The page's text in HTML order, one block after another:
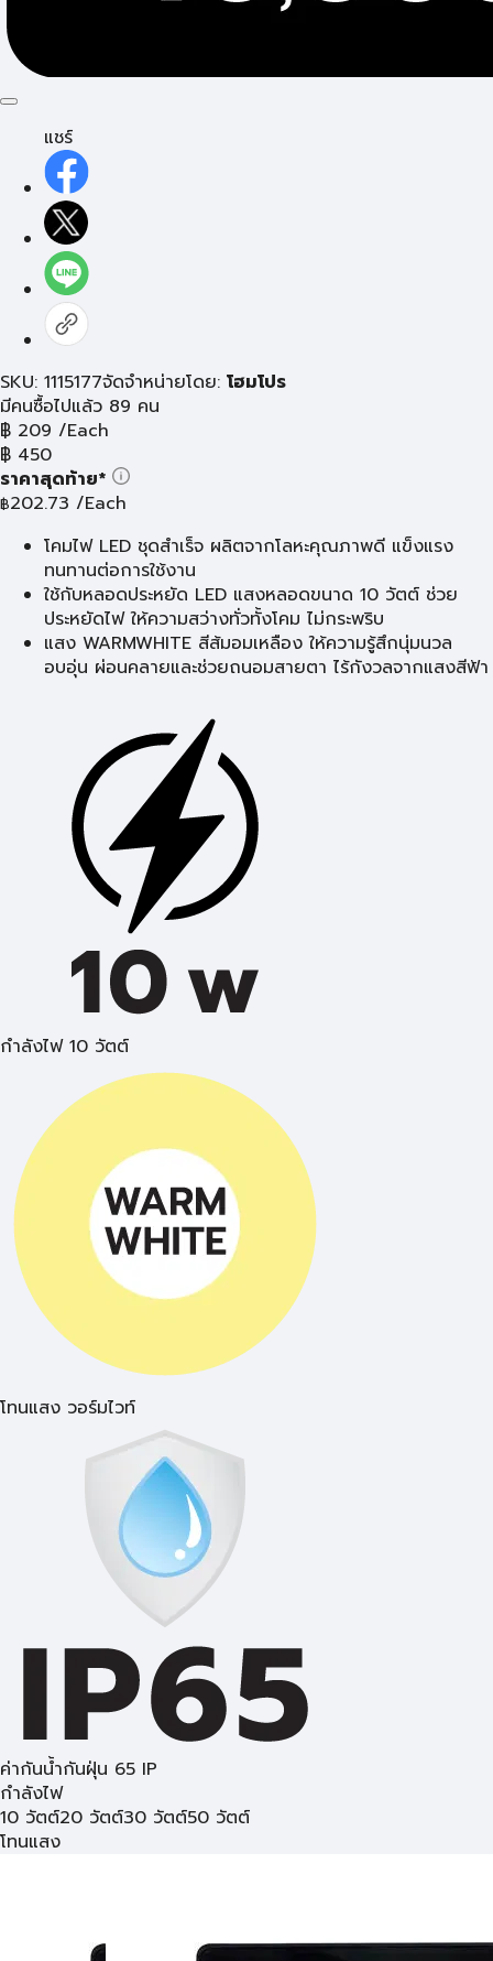
แชร์
SKU: 1115177จัดจำหน่ายโดย: โฮมโปร
มีคนซื้อไปแล้ว 89 คน
฿ 209 /Each
฿ 450
ราคาสุดท้าย*
฿202.73 /Each
โคมไฟ LED ชุดสำเร็จ ผลิตจากโลหะคุณภาพดี แข็งแรง
ทนทานต่อการใช้งาน
ใช้กับหลอดประหยัด LED แสงหลอดขนาด 10 วัตต์ ช่วย
ประหยัดไฟ ให้ความสว่างทั่วทั้งโคม ไม่กระพริบ
แสง WARMWHITE สีส้มอมเหลือง ให้ความรู้สึกนุ่มนวล
อบอุ่น ผ่อนคลายและช่วยถนอมสายตา ไร้กังวลจากแสงสีฟ้า
กำลังไฟ 10 วัตต์
โทนแสง วอร์มไวท์
ค่ากันน้ำกันฝุ่น 65 IP
กำลังไฟ
10 วัตต์20 วัตต์30 วัตต์50 วัตต์
โทนแสง